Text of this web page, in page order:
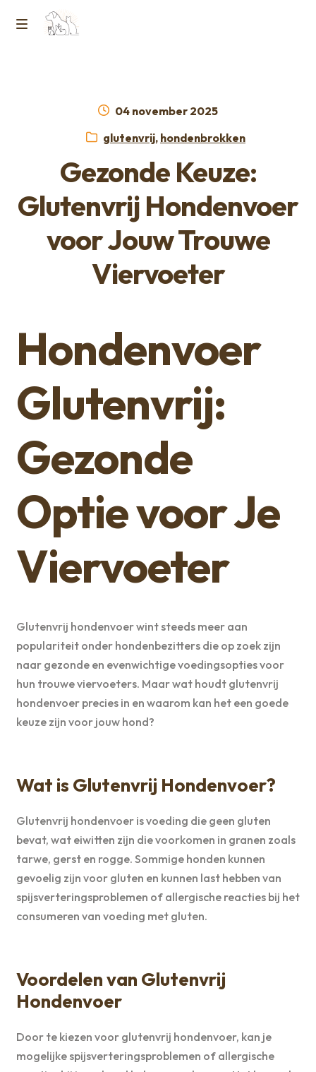
Ga
Ga
Horcon Webshop – GDPR / Voorwaarden /
Geplaatst
04 november 2025
Categorieën:
glutenvrij, hondenbrokken
Gezonde Keuze:
Glutenvrij Hondenvoer
voor Jouw Trouwe
Viervoeter
Hondenvoer
Glutenvrij:
Gezonde
Optie voor Je
Viervoeter
Glutenvrij hondenvoer wint steeds meer aan
populariteit onder hondenbezitters die op zoek zijn
naar gezonde en evenwichtige voedingsopties voor
hun trouwe viervoeters. Maar wat houdt glutenvrij
hondenvoer precies in en waarom kan het een goede
keuze zijn voor jouw hond?
Wat is Glutenvrij Hondenvoer?
Glutenvrij hondenvoer is voeding die geen gluten
bevat, wat eiwitten zijn die voorkomen in granen zoals
tarwe, gerst en rogge. Sommige honden kunnen
gevoelig zijn voor gluten en kunnen last hebben van
spijsverteringsproblemen of allergische reacties bij het
consumeren van voeding met gluten.
Voordelen van Glutenvrij
Hondenvoer
Door te kiezen voor glutenvrij hondenvoer, kan je
mogelijke spijsverteringsproblemen of allergische